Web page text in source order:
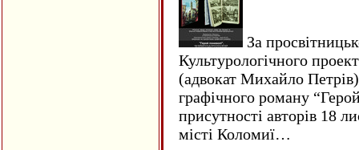
За
Культурологічного
(адвокат Михайло
графічного роману
присутності авторів 18
місті Коломиї…